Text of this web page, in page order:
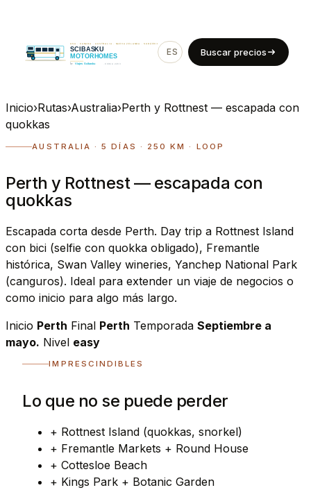
ES EN
Buscar precios
Inicio›Rutas›Australia›Perth y Rottnest — escapada con
quokkas
AUSTRALIA · 5 DÍAS · 250 KM · LOOP
Perth y Rottnest — escapada con
quokkas
Escapada corta desde Perth. Day trip a Rottnest Island
con bici (selfie con quokka obligado), Fremantle
histórica, Swan Valley wineries, Yanchep National Park
(canguros). Ideal para extender un viaje de negocios o
como inicio para algo más largo.
Inicio Perth Final Perth Temporada Septiembre a
mayo. Nivel easy
IMPRESCINDIBLES
Lo que no se puede perder
+ Rottnest Island (quokkas, snorkel)
+ Fremantle Markets + Round House
+ Cottesloe Beach
+ Kings Park + Botanic Garden